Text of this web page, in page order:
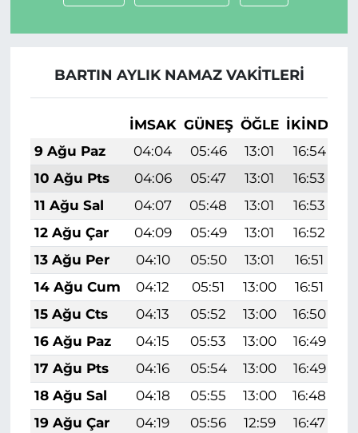
BARTIN AYLIK NAMAZ VAKITLERI
İMSAK GÜNEŞ ÖĞLE İKINDI
9 Ağu Paz
04:04 05:46 13:01 16:54
10 Ağu Pts
04:06 05:47 13:01 16:53
11 Ağu Sal
04:07 05:48 13:01 16:53
12 Ağu Çar
04:09 05:49 13:01 16:52
13 Ağu Per
04:10 05:50 13:01 16:51
14 Ağu Cum
04:12 05:51 13:00 16:51
15 Ağu Cts
04:13 05:52 13:00 16:50
16 Ağu Paz
04:15 05:53 13:00 16:49
17 Ağu Pts
04:16 05:54 13:00 16:49
18 Ağu Sal
04:18 05:55 13:00 16:48
19 Ağu Çar
04:19 05:56 12:59 16:47